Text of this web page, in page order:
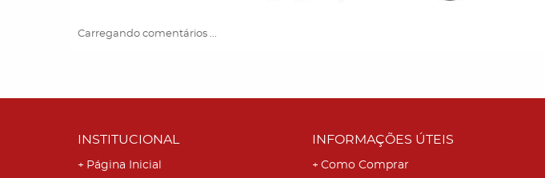
Carregando comentários ...
INSTITUCIONAL
Página Inicial
INFORMAÇÕES ÚTEIS
Como Comprar